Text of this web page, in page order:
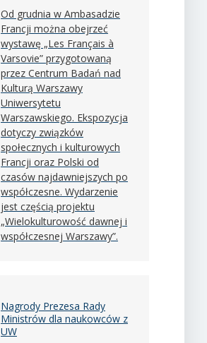
Od grudnia w Ambasadzie
Francji można obejrzeć
wystawę „Les Français à
Varsovie” przygotowaną
przez Centrum Badań nad
Kulturą Warszawy
Uniwersytetu
Warszawskiego. Ekspozycja
dotyczy związków
społecznych i kulturowych
Francji oraz Polski od
czasów najdawniejszych po
współczesne. Wydarzenie
jest częścią projektu
„Wielokulturowość dawnej i
współczesnej Warszawy”.
Nagrody Prezesa Rady
Ministrów dla naukowców z
UW